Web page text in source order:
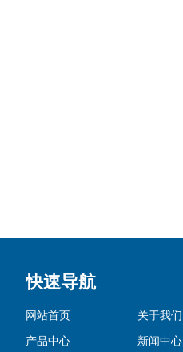
快速导航
网站首页
关于我们
产品中心
新闻中心